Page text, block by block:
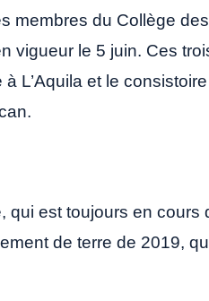
membres du Collège
vigueur le 5 juin. Ces
L’Aquila et le
qui est toujours en cours
de terre de 2019,